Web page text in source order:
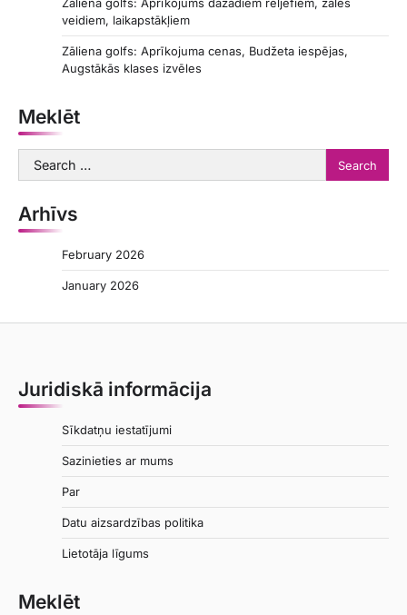
veidiem, laikapstākļiem
Zāliena golfs: Aprīkojuma cenas, Budžeta iespējas,
Augstākās klases izvēles
Meklēt
Search
for:
Arhīvs
February 2026
January 2026
Juridiskā informācija
Sīkdatņu iestatījumi
Sazinieties ar mums
Par
Datu aizsardzības politika
Lietotāja līgums
Meklēt